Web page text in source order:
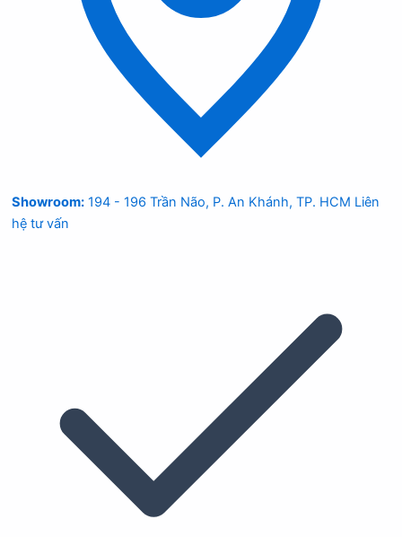
Showroom: 194 - 196 Trần Não, P. An Khánh, TP. HCM Liên
hệ tư vấn